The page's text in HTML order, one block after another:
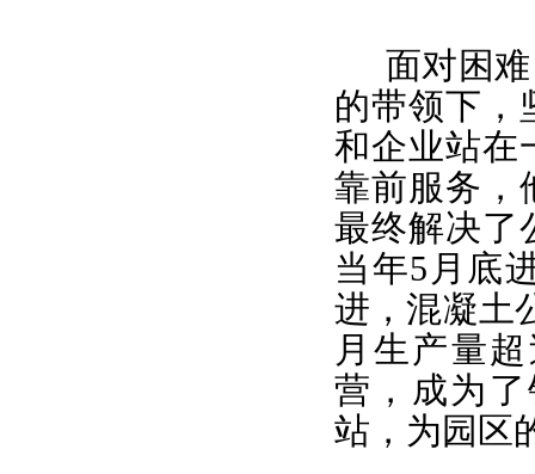
面对困
的带领下，
和企业站在
靠前服务，
最终解决了
当年5月底
进，混凝土
月生产量
营，成为
站， 为园区